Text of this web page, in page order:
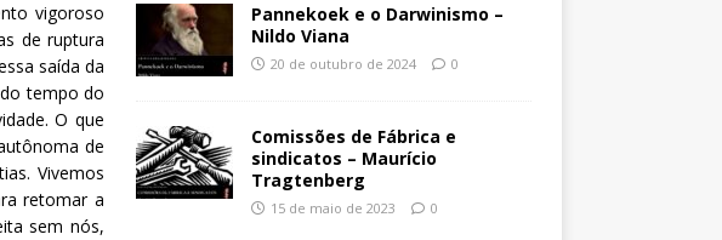
vigoroso
de ruptura
saída da
tempo do
O que
de
Vivemos
retomar a
sem nós,
Pannekoek e o Darwinismo –
Nildo Viana
20 de outubro de 2024 0
Comissões de Fábrica e
sindicatos – Maurício
Tragtenberg
15 de maio de 2023 0